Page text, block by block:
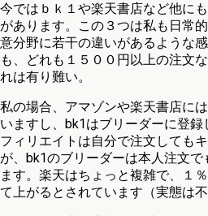
今ではｂｋ１や楽天書店など他に
があります。この３つは私も日常
意分野に若干の違いがあるような
も、どれも１５００円以上の注文
れは有り難い。
私の場合、アマゾンや楽天書店に
いますし、bk1はブリーダーに登
フィリエイトは自分で注文しても
が、bk1のブリーダーは本人注文で
ます。楽天はちょっと複雑で、１
て上がるとされています（実態は不